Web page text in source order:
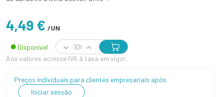
4,49 € /UN
Disponível
Aos valores acresce IVA à taxa em vigor.
Preços individuais para clientes empresariais após
Iniciar sessão